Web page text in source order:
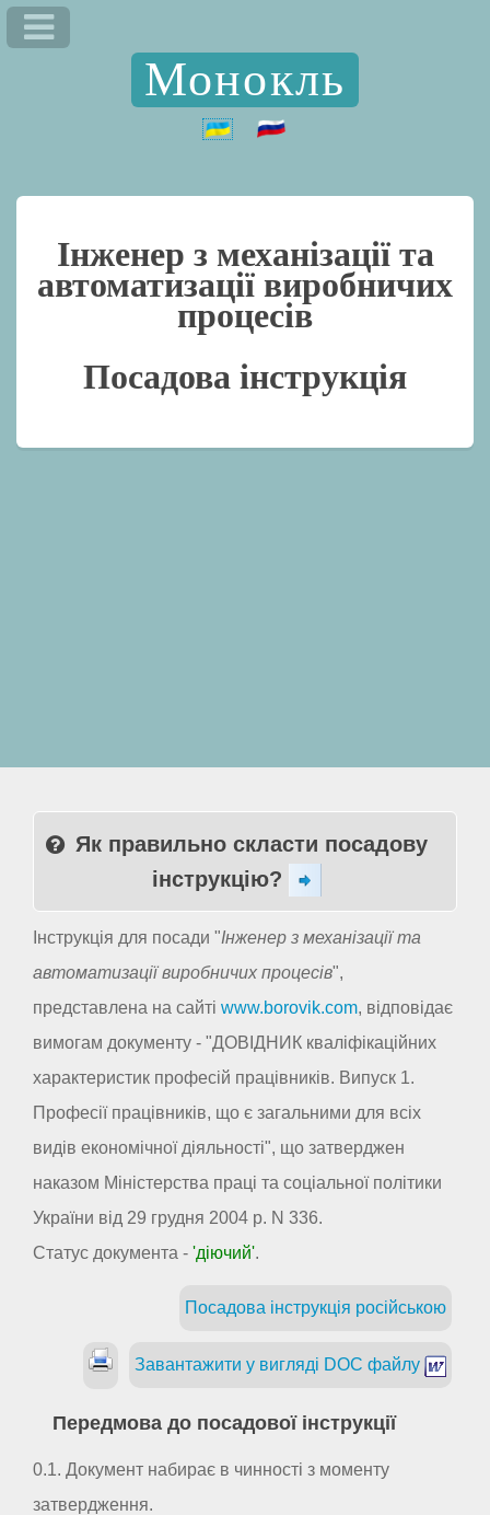
Монокль
Інженер з механізації та
автоматизації виробничих
процесів
Посадова інструкція
Як правильно скласти посадову
інструкцію?
Інструкція для посади "Інженер з механізації та
автоматизації виробничих процесів",
представлена на сайті www.borovik.com, відповідає
вимогам документу - "ДОВІДНИК кваліфікаційних
характеристик професій працівників. Випуск 1.
Професії працівників, що є загальними для всіх
видів економічної діяльності", що затверджен
наказом Міністерства праці та соціальної політики
України від 29 грудня 2004 р. N 336.
Статус документа - 'діючий'.
Посадова інструкція російською
Завантажити у вигляді DOC файлу
Передмова до посадової інструкції
0.1. Документ набирає в чинності з моменту
затвердження.